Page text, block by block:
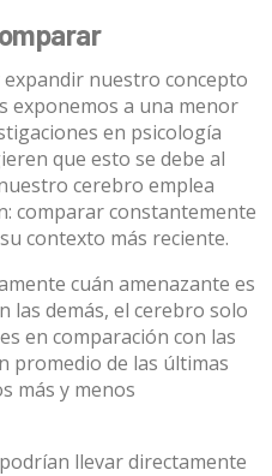
nuestro concepto
exponemos a una menor
en psicología
que esto se debe al
cerebro emplea
comparar constantemente
contexto más reciente.
cuán amenazante es
las demás, el cerebro solo
en comparación con las
promedio de las últimas
más y menos
llevar directamente